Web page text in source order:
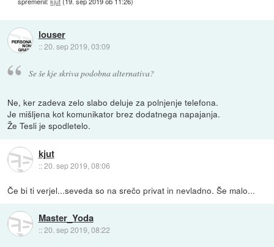
louser
::20. sep 2019, 03:09
Se še kje skriva podobna alternativa?
Ne, ker zadeva zelo slabo deluje za polnjenje telefona.
Je mišljena kot komunikator brez dodatnega napajanja.
Že Tesli je spodletelo.
kjut
::20. sep 2019, 08:06
Če bi ti verjel...seveda so na srečo privat in nevladno. Še malo...
Master_Yoda
::20. sep 2019, 08:22